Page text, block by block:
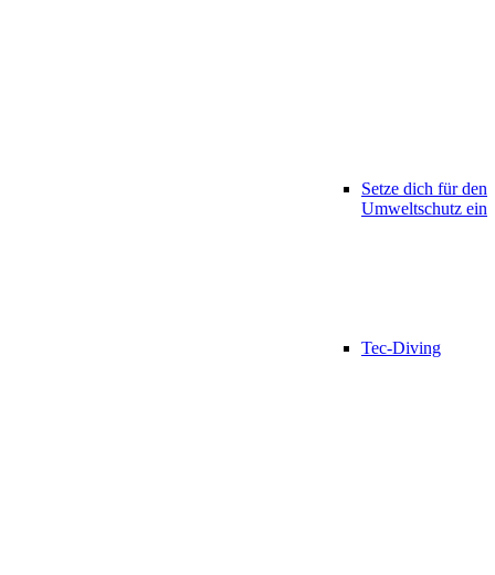
Setze dich für den
Umweltschutz ein
Tec-Diving